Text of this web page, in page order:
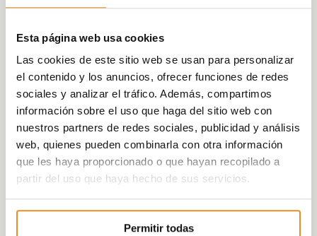
Esta página web usa cookies
Las cookies de este sitio web se usan para personalizar
el contenido y los anuncios, ofrecer funciones de redes
sociales y analizar el tráfico. Además, compartimos
información sobre el uso que haga del sitio web con
nuestros partners de redes sociales, publicidad y análisis
web, quienes pueden combinarla con otra información
que les haya proporcionado o que hayan recopilado a
partir del uso que haya hecho de sus servicios.
Permitir todas